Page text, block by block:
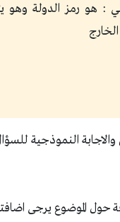
: هو رمز الدولة وهو
النموذجية
حول الموضوع يرجى